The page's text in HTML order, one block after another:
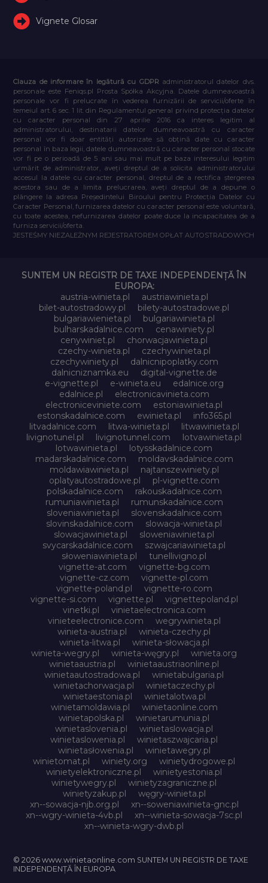
Vignete Glosar
Clauza de informare în legătură cu GDPR administratorul datelor dvs.
personale este Feniqs.pl Prosta Spółka Akcyjna. Datele dumneavoastră
personale vor fi prelucrate în vederea furnizării de servicii/oferte în
temeiul art. 6 sec. 1 lit. din Regulamentul general privind protecția datelor
cu caracter personal din 27 aprilie 2016 ca interes legitim al
administratorului, destinatarii datelor dumneavoastră cu caracter
personal vor fi doar entități autorizate să obțină date cu caracter
personal în baza legii, datele dumneavoastră cu caracter personal stocate
vor fi pe o perioadă de 5 ani sau mai mult pe baza interesului legitim
urmărit de administrator, aveți dreptul de a solicita administratorului
accesul la datele cu caracter personal, dreptul de a rectifica ștergerea
acestora sau de a limita prelucrarea, aveți dreptul de a depune o
plângere la adresa Președintelui Biroului pentru Protecția Datelor cu
Caracter Personal, furnizarea datelor cu caracter personal este voluntară,
cu toate acestea, nefurnizarea datelor poate duce la incapacitatea de a
furniza servicii/oferta.
JESTEŚMY NIEZALEŻNYM REJESTRATOREM OPŁAT AUTOSTRADOWYCH
SUNTEM UN REGISTR DE TAXE INDEPENDENȚĂ ÎN
EUROPA:
austria-winieta.pl
austriawinieta.pl
bilet-autostradowy.pl
bilety-autostradowe.pl
bulgariawienieta.pl
bulgariawinieta.pl
bulharskadalnice.com
cenawiniety.pl
cenywiniet.pl
chorwacjawinieta.pl
czechy-winieta.pl
czechywinieta.pl
czechywiniety.pl
dalnicnipoplatky.com
dalnicniznamka.eu
digital-vignette.de
e-vignette.pl
e-winieta.eu
edalnice.org
edalnice.pl
electronicavinieta.com
electroniceviniete.com
estoniawinieta.pl
estonskadalnice.com
ewinieta.pl
info365.pl
litvadalnice.com
litwa-winieta.pl
litwawinieta.pl
livignotunel.pl
livignotunnel.com
lotvawinieta.pl
lotwawinieta.pl
lotysskadalnice.com
madarskadalnice.com
moldavskadalnice.com
moldawiawinieta.pl
najtanszewiniety.pl
oplatyautostradowe.pl
pl-vignette.com
polskadalnice.com
rakouskadalnice.com
rumuniawinieta.pl
rumunskadalnice.com
sloveniawinieta.pl
slovenskadalnice.com
slovinskadalnice.com
slowacja-winieta.pl
slowacjawinieta.pl
sloweniawinieta.pl
svycarskadalnice.com
szwajcariawinieta.pl
słoweniawinieta.pl
tunellivigno.pl
vignette-at.com
vignette-bg.com
vignette-cz.com
vignette-pl.com
vignette-poland.pl
vignette-ro.com
vignette-si.com
vignette.pl
vignettepoland.pl
vinetki.pl
vinietaelectronica.com
vinieteelectronice.com
wegrywinieta.pl
winieta-austria.pl
winieta-czechy.pl
winieta-litwa.pl
winieta-słowacja.pl
winieta-wegry.pl
winieta-węgry.pl
winieta.org
winietaaustria.pl
winietaaustriaonline.pl
winietaautostradowa.pl
winietabulgaria.pl
winietachorwacja.pl
winietaczechy.pl
winietaestonia.pl
winietalotwa.pl
winietamoldawia.pl
winietaonline.com
winietapolska.pl
winietarumunia.pl
winietaslovenia.pl
winietaslowacja.pl
winietaslowenia.pl
winietaszwajcaria.pl
winietasłowenia.pl
winietawegry.pl
winietomat.pl
winiety.org
winietydrogowe.pl
winietyelektroniczne.pl
winietyestonia.pl
winietywegry.pl
winietyzagraniczne.pl
winietyzakup.pl
węgry-winieta.pl
xn--sowacja-njb.org.pl
xn--soweniawinieta-gnc.pl
xn--wgry-winieta-4vb.pl
xn--winieta-sowacja-7sc.pl
xn--winieta-wgry-dwb.pl
© 2026 www.winietaonline.com SUNTEM UN REGISTR DE TAXE
INDEPENDENȚĂ ÎN EUROPA